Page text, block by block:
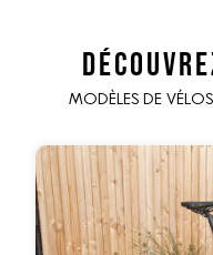
MODÈLES DE VÉLOS